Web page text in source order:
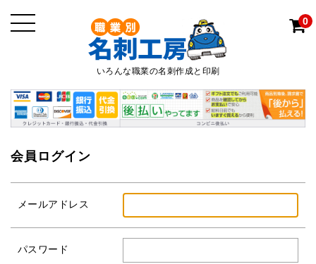
いろんな職業の名刺作成と印刷
0
会員ログイン
メールアドレス
パスワード